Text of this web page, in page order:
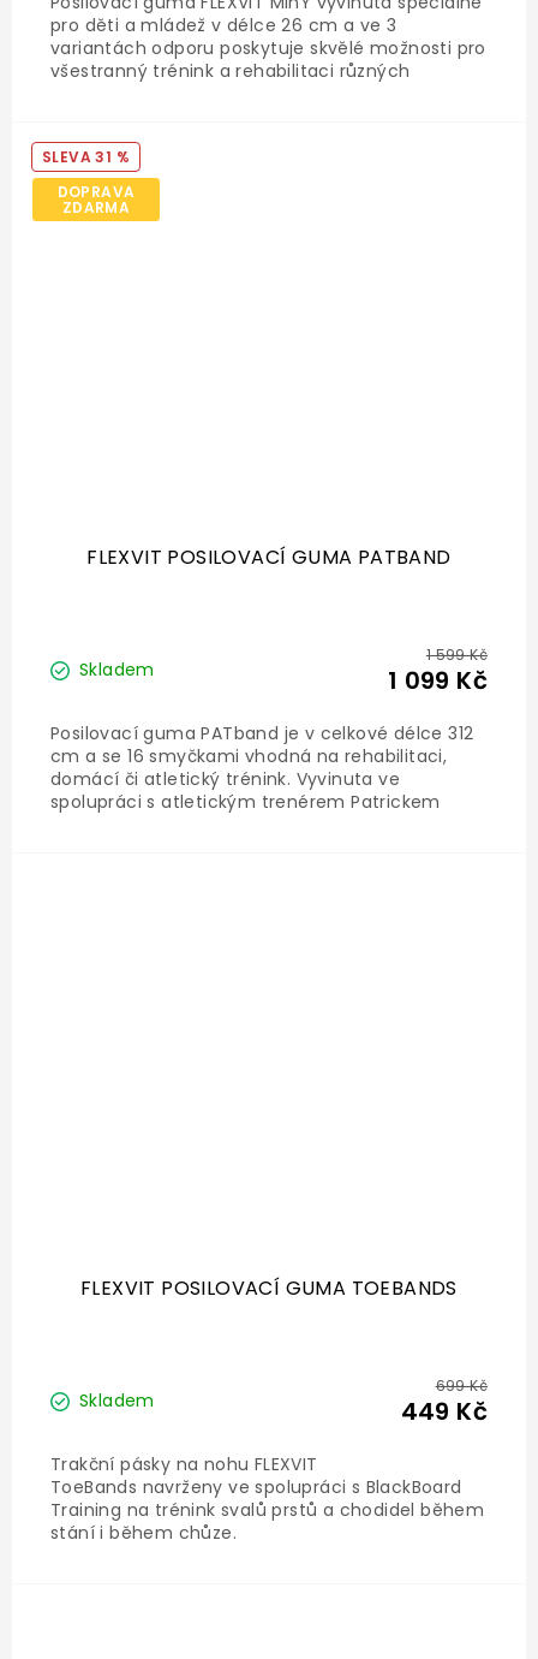
pro děti a mládež v délce 26 cm a ve 3
variantách odporu poskytuje skvělé možnosti pro
všestranný trénink a rehabilitaci různých
31 %
DOPRAVA
ZDARMA
FLEXVIT POSILOVACÍ GUMA PATBAND
Skladem
1 599 Kč
1 099 Kč
Posilovací guma PATband je v celkové délce 312
cm a se 16 smyčkami vhodná na rehabilitaci,
domácí či atletický trénink. Vyvinuta ve
spolupráci s atletickým trenérem Patrickem
FLEXVIT POSILOVACÍ GUMA TOEBANDS
Skladem
699 Kč
449 Kč
Trakční pásky na nohu FLEXVIT
ToeBands navrženy ve spolupráci s BlackBoard
Training na trénink svalů prstů a chodidel během
stání i během chůze.